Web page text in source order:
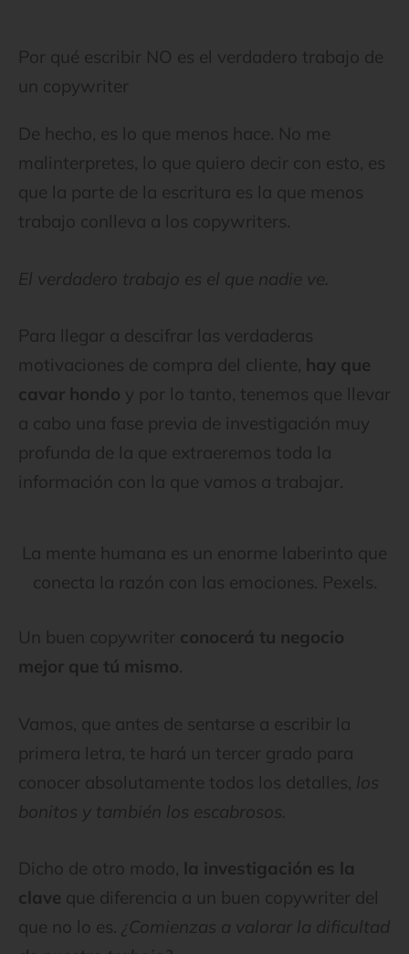
Por qué escribir NO es el verdadero trabajo de
un copywriter
De hecho, es lo que menos hace. No me
malinterpretes, lo que quiero decir con esto, es
que la parte de la escritura es la que menos
trabajo conlleva a los copywriters.
El verdadero trabajo es el que nadie ve.
Para llegar a descifrar las verdaderas
motivaciones de compra del cliente, hay que
cavar hondo y por lo tanto, tenemos que llevar
a cabo una fase previa de investigación muy
profunda de la que extraeremos toda la
información con la que vamos a trabajar.
La mente humana es un enorme laberinto que
conecta la razón con las emociones. Pexels.
Un buen copywriter conocerá tu negocio
mejor que tú mismo.
Vamos, que antes de sentarse a escribir la
primera letra, te hará un tercer grado para
conocer absolutamente todos los detalles, los
bonitos y también los escabrosos.
Dicho de otro modo, la investigación es la
clave que diferencia a un buen copywriter del
que no lo es. ¿Comienzas a valorar la dificultad